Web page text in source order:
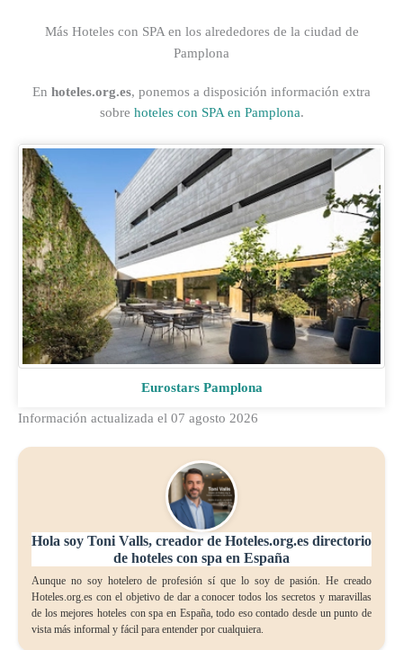
Más Hoteles con SPA en los alrededores de la ciudad de
Pamplona
En hoteles.org.es, ponemos a disposición información extra
sobre hoteles con SPA en Pamplona.
Eurostars Pamplona
Información actualizada el 07 agosto 2026
Hola soy Toni Valls, creador de Hoteles.org.es directorio
de hoteles con spa en España
Aunque no soy hotelero de profesión sí que lo soy de pasión. He creado
Hoteles.org.es con el objetivo de dar a conocer todos los secretos y maravillas
de los mejores hoteles con spa en España, todo eso contado desde un punto de
vista más informal y fácil para entender por cualquiera.